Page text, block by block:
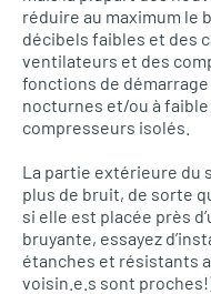
réduire au maximum le
décibels faibles et des
ventilateurs et des
fonctions de
nocturnes et/ou à
compresseurs isolés.
La partie extérieure du
plus de bruit, de sorte
si elle est placée près
bruyante, essayez
étanches et résistants
voisin.e.s sont